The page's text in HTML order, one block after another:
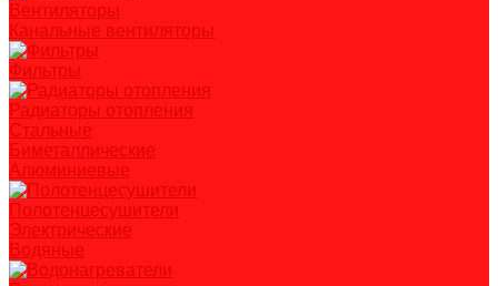
Вентиляторы
Канальные вентиляторы
Фильтры
Радиаторы отопления
Стальные
Биметаллические
Алюминиевые
Полотенцесушители
Электрические
Водяные